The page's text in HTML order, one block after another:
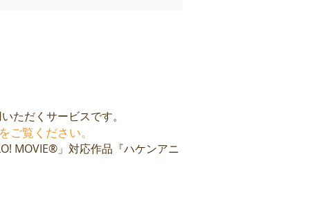
ただくサービスです。
ご覧ください。
MOVIE®」対応作品 『ハケンアニ